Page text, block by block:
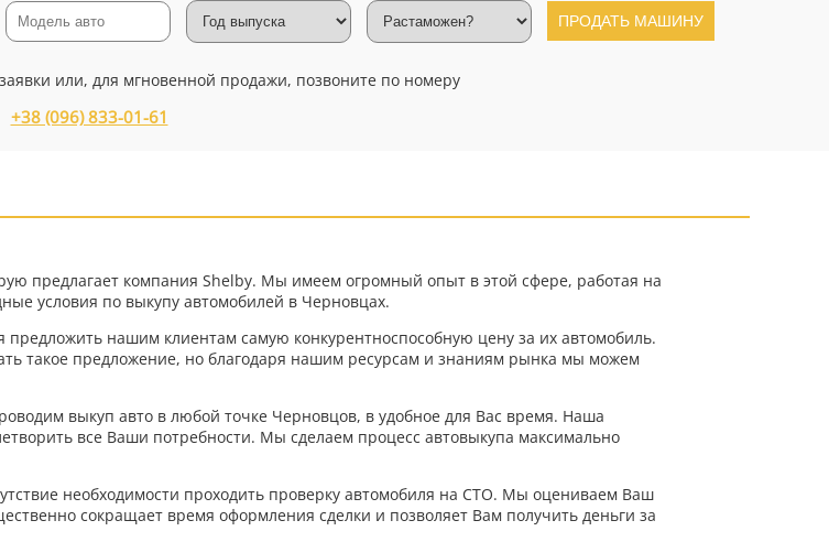
ПРОДАТЬ МАШИНУ
или, для мгновенной продажи, позвоните по номеру
+38 (096) 833-01-61
предлагает компания Shelby. Мы имеем огромный опыт в этой сфере, работая на
условия по выкупу автомобилей в Черновцах.
нашим клиентам самую конкурентноспособную цену за их автомобиль.
такое предложение, но благодаря нашим ресурсам и знаниям рынка мы можем
выкуп авто в любой точке Черновцов, в удобное для Вас время. Наша
все Ваши потребности. Мы сделаем процесс автовыкупа максимально
необходимости проходить проверку автомобиля на СТО. Мы оцениваем Ваш
сокращает время оформления сделки и позволяет Вам получить деньги за